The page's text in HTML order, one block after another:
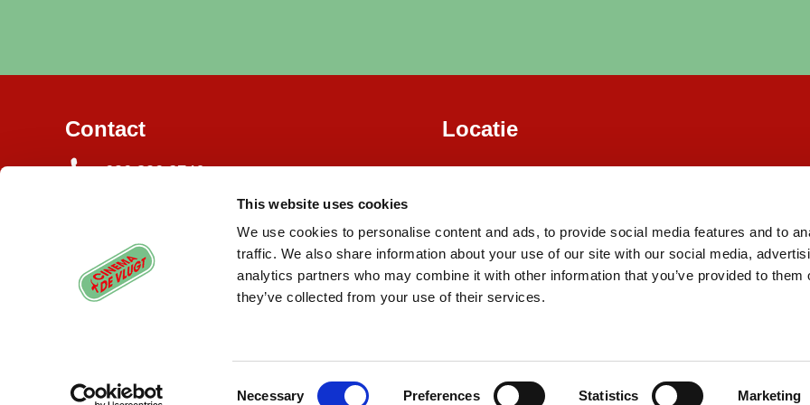
This website uses cookies
We use cookies to personalise content and ads, to provide social media features and to
traffic. We also share information about your use of our site with our social media,
analytics partners who may combine it with other information that you’ve provided to them
they’ve collected from your use of their services.
Necessary Preferences Statistics Marketing
Contact
020 820 3746
Burgemeester de Vlugtlaan 125
1063 BJ Amsterdam
info@cinemadevlugt.nl
Locatie